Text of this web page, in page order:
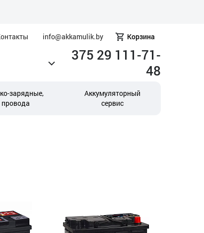
info@akkamulik.by Корзина
375 29 111-71-
48
зарядные,
провода
Аккумуляторный
сервис